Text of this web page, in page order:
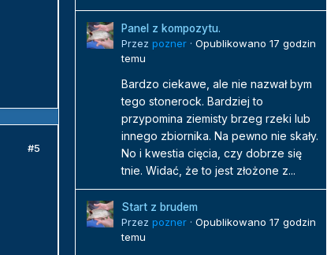
#5
Panel z kompozytu.
Przez pozner · Opublikowano 17 godzin
temu
Bardzo ciekawe, ale nie nazwał bym
tego stonerock. Bardziej to
przypomina ziemisty brzeg rzeki lub
innego zbiornika. Na pewno nie skały.
No i kwestia cięcia, czy dobrze się
tnie. Widać, że to jest złożone z...
Start z brudem
Przez pozner · Opublikowano 17 godzin
temu